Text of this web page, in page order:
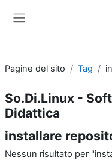
Pagine del sito Tag
So.Di.Linux -
Didattica
installare
Nessun risultato per